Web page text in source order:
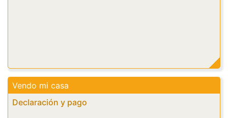
Declaración y pago
Vendo mi casa